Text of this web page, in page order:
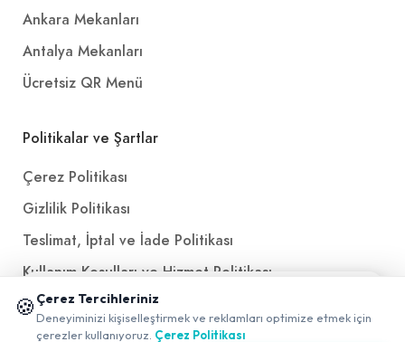
Ankara Mekanları
Antalya Mekanları
Ücretsiz QR Menü
Politikalar ve Şartlar
Çerez Politikası
Gizlilik Politikası
Teslimat, İptal ve İade Politikası
Kullanım Koşulları ve Hizmet Politikası
KVKK Politikası
Kişisel Verileri Aydınlatma Metni
🍪 Çerez Tercihleriniz
Deneyiminizi kişiselleştirmek ve reklamları optimize etmek için
çerezler kullanıyoruz. Çerez Politikası
📱 Mobil uygulamamızı keşfedin!
✖